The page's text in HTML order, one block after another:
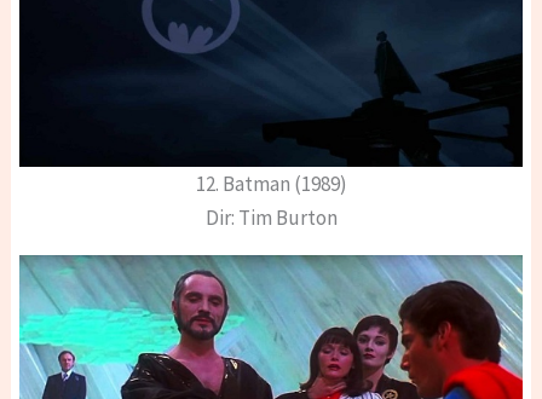
12. Batman (1989)
Dir: Tim Burton